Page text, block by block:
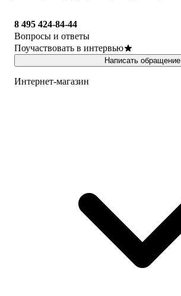
8 495 424-84-44
Вопросы и ответы
Поучаствовать в интервью
Написать обращение
Интернет-магазин